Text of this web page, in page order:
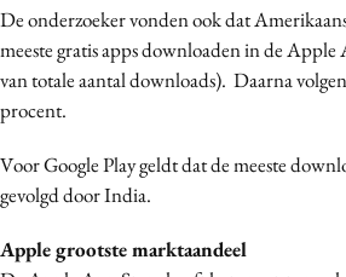
De onderzoeker vonden ook dat
meeste gratis apps downloaden in de
van totale aantal downloads). Daarna
procent.
Voor Google Play geldt dat de meeste
gevolgd door India.
Apple grootste marktaandeel